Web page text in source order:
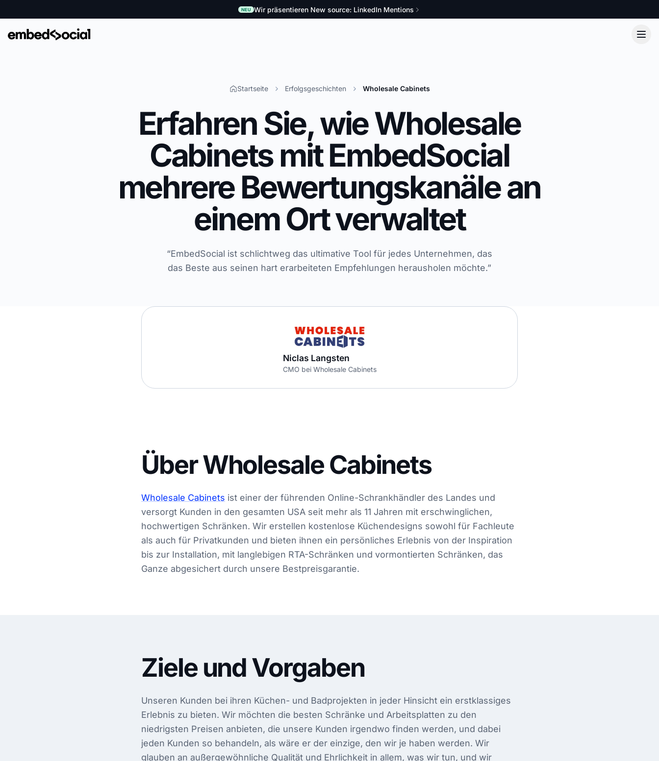
NEU Wir präsentieren New source: LinkedIn Mentions
Startseite Erfolgsgeschichten Wholesale Cabinets
Erfahren Sie, wie Wholesale
Cabinets mit EmbedSocial
mehrere Bewertungskanäle an
einem Ort verwaltet
“EmbedSocial ist schlichtweg das ultimative Tool für jedes Unternehmen, das
das Beste aus seinen hart erarbeiteten Empfehlungen herausholen möchte.”
Niclas Langsten
CMO bei Wholesale Cabinets
Über Wholesale Cabinets
Wholesale Cabinets ist einer der führenden Online-Schrankhändler des Landes und
versorgt Kunden in den gesamten USA seit mehr als 11 Jahren mit erschwinglichen,
hochwertigen Schränken. Wir erstellen kostenlose Küchendesigns sowohl für Fachleute
als auch für Privatkunden und bieten ihnen ein persönliches Erlebnis von der Inspiration
bis zur Installation, mit langlebigen RTA-Schränken und vormontierten Schränken, das
Ganze abgesichert durch unsere Bestpreisgarantie.
Ziele und Vorgaben
Unseren Kunden bei ihren Küchen- und Badprojekten in jeder Hinsicht ein erstklassiges
Erlebnis zu bieten. Wir möchten die besten Schränke und Arbeitsplatten zu den
niedrigsten Preisen anbieten, die unsere Kunden irgendwo finden werden, und dabei
jeden Kunden so behandeln, als wäre er der einzige, den wir je haben werden. Wir
glauben an außergewöhnliche Qualität und Ehrlichkeit in allem, was wir tun, und wir